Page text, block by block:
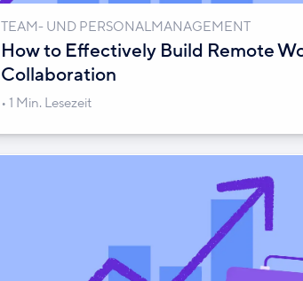
TEAM- UND PERSONALMANAGEMENT
How to Effectively Build Remote
Collaboration
1 Min. Lesezeit